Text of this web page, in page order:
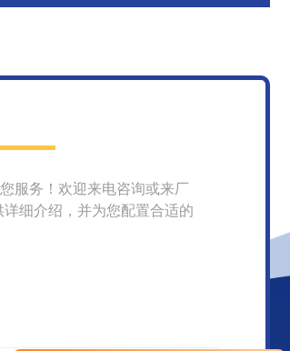
服务！欢迎来电咨询或来厂
细介绍，并为您配置合适的